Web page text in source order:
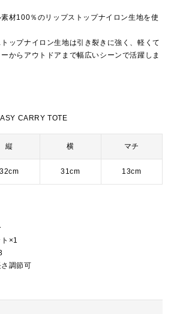
材100％のリップストップナイロン生地を使
ップナイロン生地は引き裂きに強く、軽くて
からアウトドアまで幅広いシーンで活躍しま
CARRY TOTE
縦 横 マチ
32cm 31cm 13cm
×1
調節可